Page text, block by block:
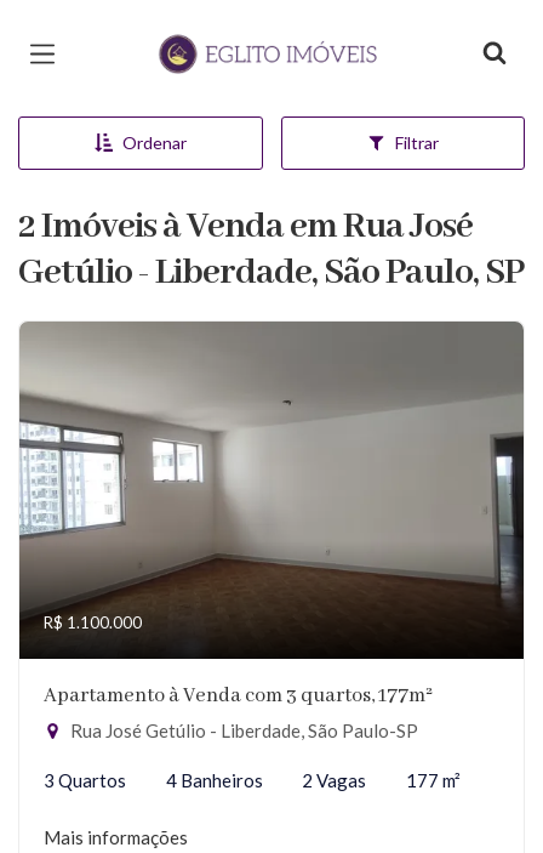
Página inicial
Ordenar Filtrar
2 Imóveis à Venda em Rua José
Getúlio - Liberdade, São Paulo, SP
R$ 1.100.000
Apartamento à Venda com 3 quartos, 177m²
Rua José Getúlio - Liberdade, São Paulo-SP
3 Quartos 4 Banheiros 2 Vagas 177 m²
Mais informações